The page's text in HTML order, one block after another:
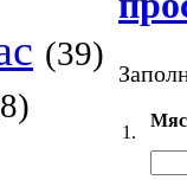
(39)
1.